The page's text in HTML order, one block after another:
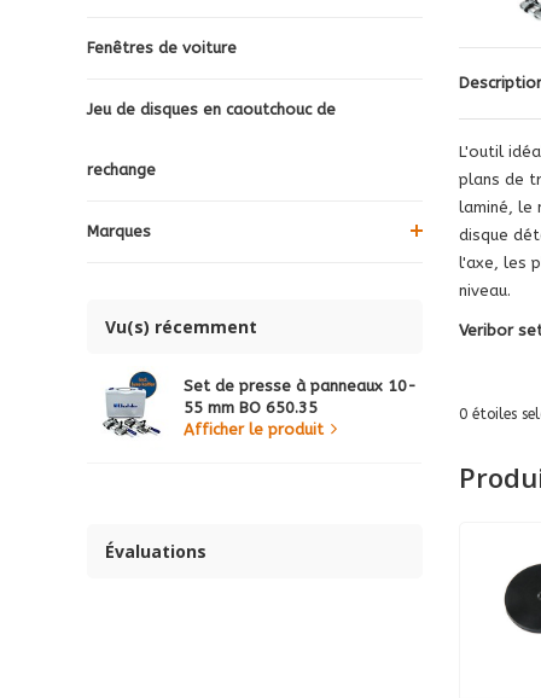
Fenêtres de voiture
Jeu de disques en caoutchouc de
rechange
Marques
Vu(s) récemment
Set de presse à panneaux 10-
55 mm BO 650.35
Afficher le produit
Évaluations
L'outil
plans de
laminé, le
disque
l'axe, les
niveau.
Veribor
0étoiles